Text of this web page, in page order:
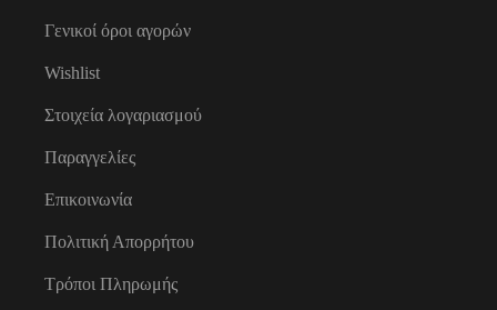
Γενικοί όροι αγορών
Wishlist
Στοιχεία λογαριασμού
Παραγγελίες
Επικοινωνία
Πολιτική Απορρήτου
Τρόποι Πληρωμής